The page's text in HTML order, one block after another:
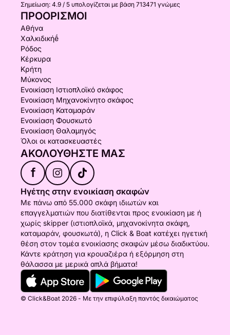
Σημείωση: 4.9 / 5 υπολογίζεται με βάση 713471 γνώμες
ΠΡΟΟΡΙΣΜΟΊ
Αθήνα
Χαλκιδικήḗ
Ρόδος
Κέρκυρα
Κρήτη
Μύκονος
Ενοικίαση Ιστιοπλοϊκό σκάφος
Ενοικίαση Μηχανοκίνητο σκάφος
Ενοικίαση Καταμαράν
Ενοικίαση Φουσκωτό
Ενοικίαση Θαλαμηγός
Όλοι οι κατασκευαστές
ΑΚΟΛΟΥΘΉΣΤΕ ΜΑΣ
f
Ηγέτης στην ενοικίαση σκαφών
Με πάνω από 55.000 σκάφη ιδιωτών και
επαγγελματιών που διατίθενται προς ενοικίαση με ή
χωρίς skipper (ιστιοπλοϊκά, μηχανοκίνητα σκάφη,
καταμαράν, φουσκωτά), η Click & Boat κατέχει ηγετική
θέση στον τομέα ενοικίασης σκαφών μέσω διαδικτύου.
Κάντε κράτηση για κρουαζιέρα ή εξόρμηση στη
θάλασσα με μερικά απλά βήματα!
© Click&Boat 2026 - Με την επιφύλαξη παντός δικαιώματος